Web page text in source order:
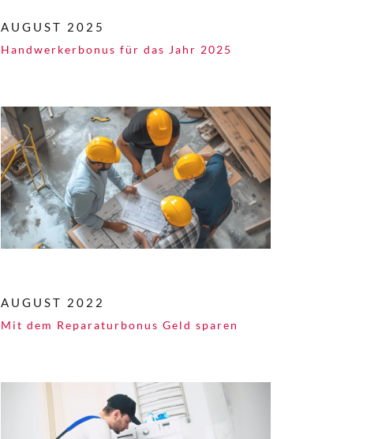
AUGUST 2025
Handwerkerbonus für das Jahr 2025
AUGUST 2022
Mit dem Reparaturbonus Geld sparen